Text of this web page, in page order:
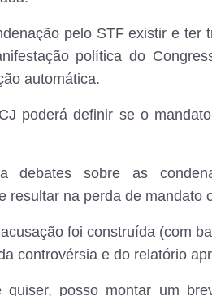
pelo STF existir e ter
política do
automática.
poderá definir se o
debates sobre as
resultar na perda de mandato
foi construída (com
controvérsia e do relatório
quiser, posso montar um